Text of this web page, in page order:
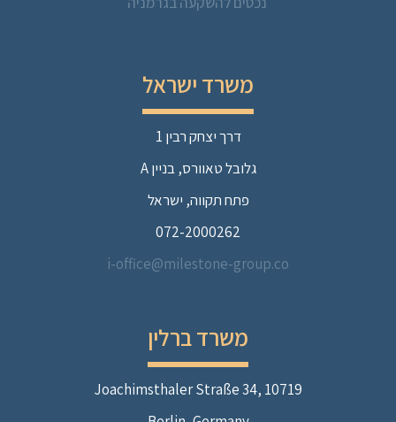
משרד ישראל
דרך יצחק רבין 1
גלובל טאוורס, בניין A
פתח תקווה, ישראל
072-2000262
i-office@milestone-group.co
משרד ברלין
Joachimsthaler Straße 34, 10719